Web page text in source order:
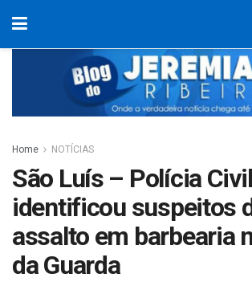
Home NOTÍCIAS
São Luís – Polícia Civil
identificou suspeitos
assalto em barbearia
da Guarda